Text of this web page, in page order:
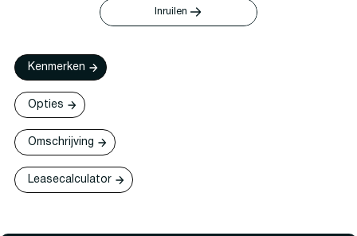
Inruilen
Kenmerken
Opties
Omschrijving
Leasecalculator